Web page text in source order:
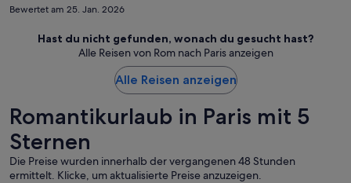
Zimmer, nahe der Haltestelle Tuileries
Bewertet am 25. Jan. 2026
Hast du nicht gefunden, wonach du gesucht hast?
Alle Reisen von Rom nach Paris anzeigen
Alle Reisen anzeigen
Romantikurlaub in Paris mit 5
Sternen
Die Preise wurden innerhalb der vergangenen 48 Stunden
ermittelt. Klicke, um aktualisierte Preise anzuzeigen.